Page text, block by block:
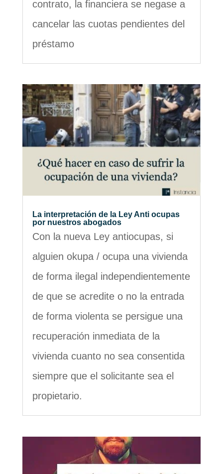
contrato, la financiera se negase a
cancelar las cuotas pendientes del
préstamo
La interpretación de la Ley Anti ocupas
por nuestros abogados
Con la nueva Ley antiocupas, si
alguien okupa / ocupa una vivienda
de forma ilegal independientemente
de que se acredite o no la entrada
de forma violenta se persigue una
recuperación inmediata de la
vivienda cuanto no sea consentida
siempre que el solicitante sea el
propietario.